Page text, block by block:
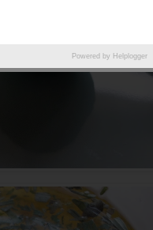
Powered by Helplogger